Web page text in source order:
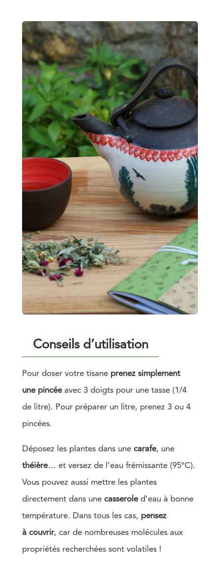
Conseils d’utilisation
Pour doser votre tisane prenez simplement
une pincéeavec 3 doigts pour une tasse (1/4
de litre). Pour préparer un litre, prenez 3 ou 4
pincées.
Déposez les plantes dans une carafe, une
théière… et versez de l’eau frémissante (95°C).
Vous pouvez aussi mettre les plantes
directement dans une casseroled’eau à bonne
température. Dans tous les cas, pensez
à couvrir, car de nombreuses molécules aux
propriétés recherchées sont volatiles !